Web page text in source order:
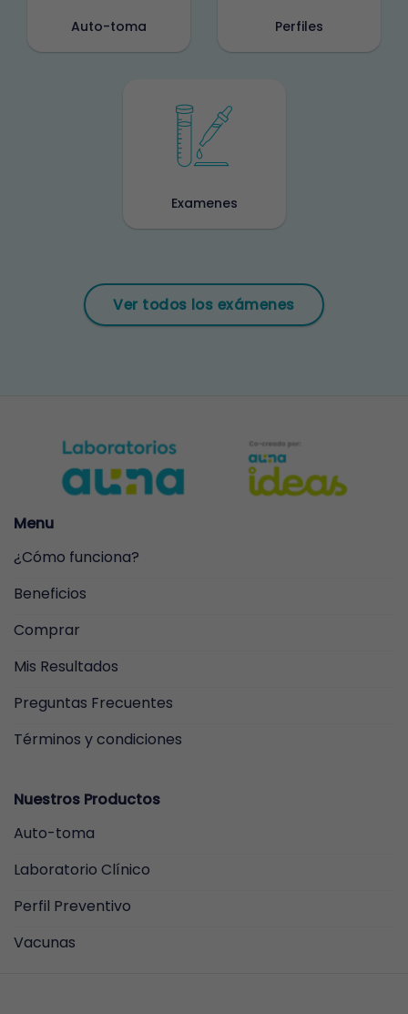
Auto-toma Perfiles
Examenes
Ver todos los exámenes
Menu
¿Cómo funciona?
Beneficios
Comprar
Mis Resultados
Preguntas Frecuentes
Términos y condiciones
Nuestros Productos
Auto-toma
Laboratorio Clínico
Perfil Preventivo
Vacunas